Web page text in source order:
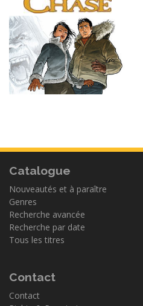
Catalogue
Nouveautés et à paraître
Genres
Recherche avancée
Recherche par date
Tous les titres
Contact
Contact